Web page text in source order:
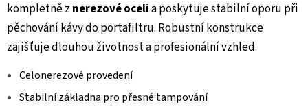
kompletně z nerezové ocelia poskytuje stabilní oporu při
pěchování kávy do portafiltru. Robustní konstrukce
zajišťuje dlouhou životnost a profesionální vzhled.
Celonerezové provedení
Stabilní základna pro přesné tampování